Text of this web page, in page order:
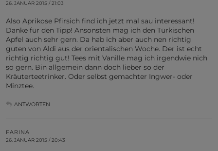
26. JANUAR 2015 / 21:03
Also Aprikose Pfirsich find ich jetzt mal sau interessant!
Danke für den Tipp! Ansonsten mag ich den Türkischen
Apfel auch sehr gern. Da hab ich aber auch nen richtig
guten von Aldi aus der orientalischen Woche. Der ist echt
richtig richtig gut! Tees mit Vanille mag ich irgendwie nich
so gern. Bin allgemein dann doch lieber so der
Kräuterteetrinker. Oder selbst gemachter Ingwer- oder
Minztee.
ANTWORTEN
FARINA
26. JANUAR 2015 / 20:43